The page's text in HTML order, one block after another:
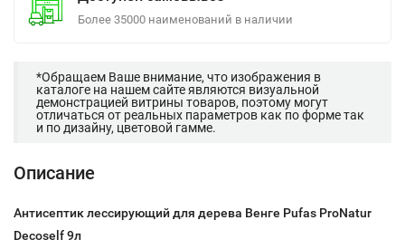
Более 35000 наименований в наличии
*Обращаем Ваше внимание, что изображения в
каталоге на нашем сайте являются визуальной
демонстрацией витрины товаров, поэтому могут
отличаться от реальных параметров как по форме так
и по дизайну, цветовой гамме.
Описание
Антисептик лессирующий для дерева Венге Pufas ProNatur
Decoself 9л